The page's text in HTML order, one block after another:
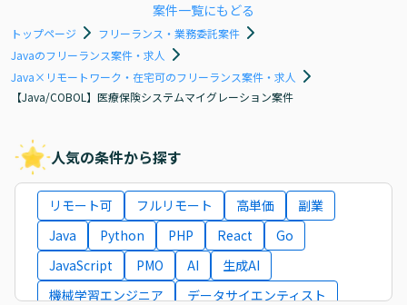
案件一覧にもどる
トップページ
フリーランス・業務委託案件
Javaのフリーランス案件・求人
Java×リモートワーク・在宅可のフリーランス案件・求人
【Java/COBOL】医療保険システムマイグレーション案件
人気の条件から探す
リモート可 フルリモート 高単価
副業
Java
Python PHP React
Go
JavaScript
PMO AI
生成AI
機械学習エンジニア
データサイエンティスト